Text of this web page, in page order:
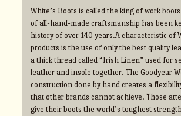
White’s Boots is called the king of work
of all-hand-made craftsmanship has been
history of over 140 years.A characteristic of
products is the use of only the best quality
a thick thread called “Irish Linen” used for
leather and insole together. The Goodyear
construction done by hand creates a
that other brands cannot achieve. Those
give their boots the world’s toughest